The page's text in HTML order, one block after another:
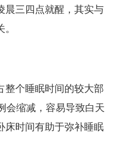
晨三四点就醒，其实与
整个睡眠时间的较大部
会缩减，容易导致白天
床时间有助于弥补睡眠